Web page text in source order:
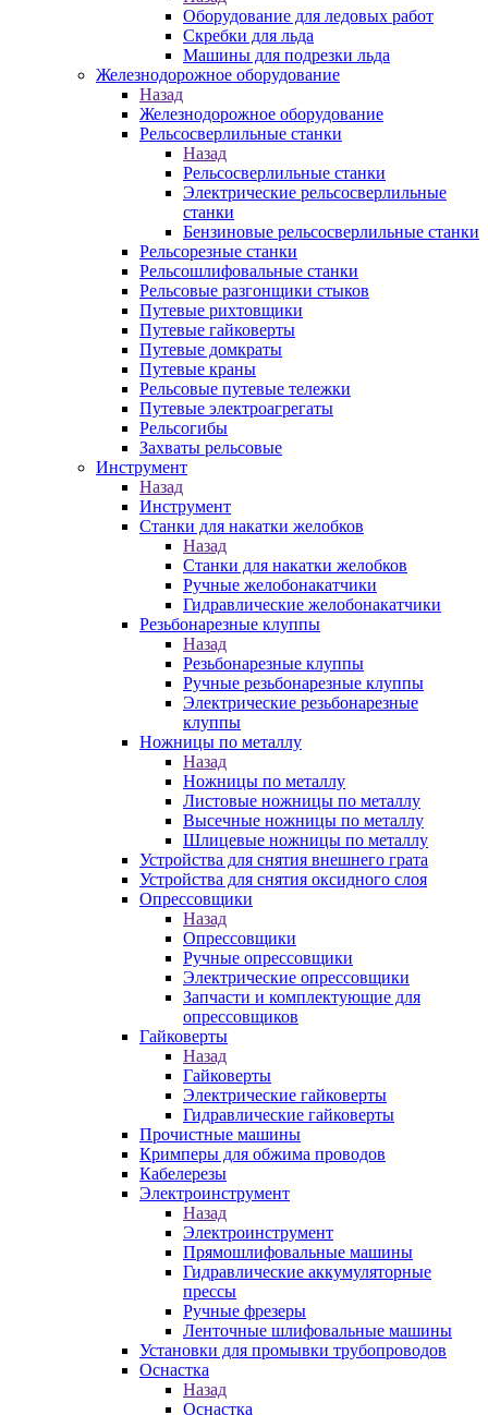
Оборудование для ледовых работ
Скребки для льда
Машины для подрезки льда
Железнодорожное оборудование
Назад
Железнодорожное оборудование
Рельсосверлильные станки
Назад
Рельсосверлильные станки
Электрические рельсосверлильные
станки
Бензиновые рельсосверлильные станки
Рельсорезные станки
Рельсошлифовальные станки
Рельсовые разгонщики стыков
Путевые рихтовщики
Путевые гайковерты
Путевые домкраты
Путевые краны
Рельсовые путевые тележки
Путевые электроагрегаты
Рельсогибы
Захваты рельсовые
Инструмент
Назад
Инструмент
Станки для накатки желобков
Назад
Станки для накатки желобков
Ручные желобонакатчики
Гидравлические желобонакатчики
Резьбонарезные клуппы
Назад
Резьбонарезные клуппы
Ручные резьбонарезные клуппы
Электрические резьбонарезные
клуппы
Ножницы по металлу
Назад
Ножницы по металлу
Листовые ножницы по металлу
Высечные ножницы по металлу
Шлицевые ножницы по металлу
Устройства для снятия внешнего грата
Устройства для снятия оксидного слоя
Опрессовщики
Назад
Опрессовщики
Ручные опрессовщики
Электрические опрессовщики
Запчасти и комплектующие для
опрессовщиков
Гайковерты
Назад
Гайковерты
Электрические гайковерты
Гидравлические гайковерты
Прочистные машины
Кримперы для обжима проводов
Кабелерезы
Электроинструмент
Назад
Электроинструмент
Прямошлифовальные машины
Гидравлические аккумуляторные
прессы
Ручные фрезеры
Ленточные шлифовальные машины
Установки для промывки трубопроводов
Оснастка
Назад
Оснастка